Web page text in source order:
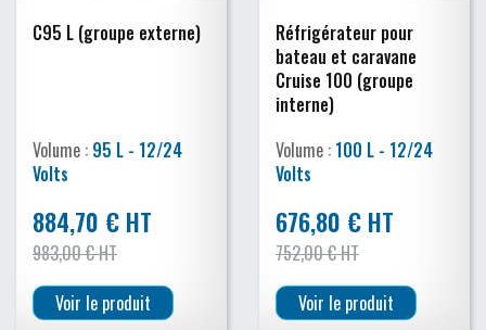
C95 L (groupe externe)
Volume : 95 L - 12/24
Volts
884,70 € HT
983,00 € HT
Voir le produit
Réfrigérateur pour
bateau et caravane
Cruise 100 (groupe
interne)
Volume : 100 L - 12/24
Volts
676,80 € HT
752,00 € HT
Voir le produit